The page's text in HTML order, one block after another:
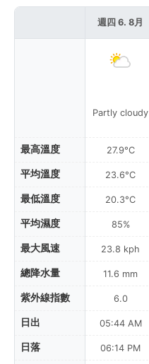
最高溫度
平均溫度
最低溫度
平均濕度
最大風速
總降水量
紫外線指數
日出
日落
週四 6. 8月
Partly cloudy
27.9°C
23.6°C
20.3°C
85%
23.8 kph
11.6 mm
6.0
05:44 AM
06:14 PM